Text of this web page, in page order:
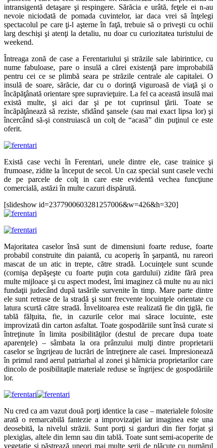
intransigentă detaşare şi respingere. Sărăcia e urâtă, feţele ei n-au
nevoie niciodată de pomada cuvintelor, iar daca vrei să înţelegi
spectacolul pe care ţi-l aşterne în faţă, trebuie să o priveşti cu ochii
larg deschişi şi atenţi la detaliu, nu doar cu curiozitatea turistului de
weekend.
Întreaga zonă de case a Ferentariului şi străzile sale labirintice, cu
nume fabuloase, pare o insulă a cărei existenţă pare improbabilă
pentru cei ce se plimbă seara pe străzile centrale ale capitalei. O
insulă de soare, sărăcie, dar cu o dorinţă viguroasă de viaţă şi o
încăpăţânată orientare spre supravieţuire. La fel ca această insulă mai
există multe, şi aici dar şi pe tot cuprinsul ţării. Toate se
încăpăţânează să reziste, sfidând şansele (sau mai exact lipsa lor) şi
încercând să-şi construiască un colţ de “acasă” din puţinul ce este
oferit.
Există case vechi în Ferentari, unele dintre ele, case trainice şi
frumoase, zidite la început de secol. Un caz special sunt casele vechi
de pe parcele de colţ in care este evidentă vechea funcţiune
comercială, astăzi în multe cazuri dispărută.
[slideshow id=2377900603281257006&w=426&h=320]
Majoritatea caselor însă sunt de dimensiuni foarte reduse, foarte
probabil construite din paiantă, cu acoperiş în şarpantă, nu rareori
mascat de un atic in trepte, către stradă. Locuinţele sunt scunde
(cornişa depăşeşte cu foarte puţin cota gardului) zidite fără prea
multe mijloace şi cu aspect modest, îmi imaginez că multe nu au nici
fundaţii judecând după tasările survenite în timp. Mare parte dintre
ele sunt retrase de la stradă şi sunt frecvente locuinţele orientate cu
latura scurtă către stradă. Învelitoarea este realizată fie din ţiglă, fie
tablă fălţuita, fie, in cazurile celor mai sărace locuinte, este
improvizată din carton asfaltat. Toate gospodăriile sunt însă curate si
întreţinute în limita posibilităţilor (destul de precare dupa toate
aparenţele) – sâmbata la ora prânzului mulţi dintre proprietarii
caselor se îngrijeau de lucrări de întreţinere ale casei. Impresionează
în primul rand aerul patriarhal al zonei şi hărnicia proprietarilor care
dincolo de posibilitaţile materiale reduse se îngrijesc de gospodăriile
lor.
Nu cred ca am vazut două porţi identice la case – materialele folosite
arată o remarcabilă fantezie a improvizaţiei iar imaginea este una
deosebită, la nivelul străzii. Sunt porţi si garduri din fier forjat şi
plexiglas, altele din lemn sau din tablă. Toate sunt semi-acoperite de
vegetatie şi păstrează uneori mai multe serii de plăcuţe cu numărul